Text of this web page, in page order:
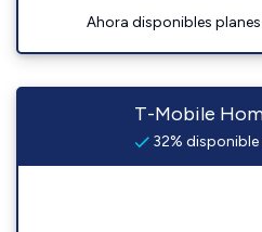
Ahora disponibles
T-Mobile
32% disponible